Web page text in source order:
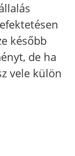
később
de ha
vele külön